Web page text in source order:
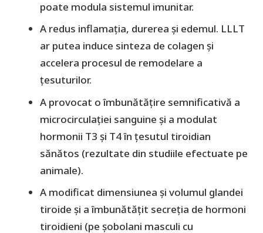
poate modula sistemul imunitar.
A redus inflamația, durerea și edemul. LLLT
ar putea induce sinteza de colagen și
accelera procesul de remodelare a
țesuturilor.
A provocat o îmbunătățire semnificativă a
microcirculației sanguine și a modulat
hormonii T3 și T4 în țesutul tiroidian
sănătos (rezultate din studiile efectuate pe
animale).
A modificat dimensiunea și volumul glandei
tiroide și a îmbunătățit secreția de hormoni
tiroidieni (pe șobolani masculi cu